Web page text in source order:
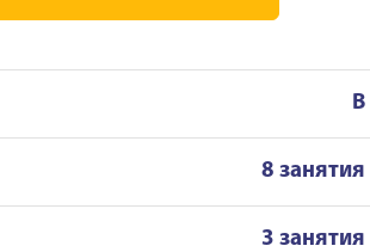
B
8 занятия
3 занятия